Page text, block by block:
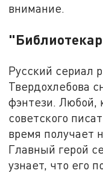
внимание.
Русский сериал
Твердохлебова
фэнтези. Любой,
советского
время получает
Главный герой
узнает, что его